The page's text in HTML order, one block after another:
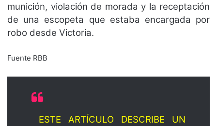
munición, violación de morada y la receptación
de una escopeta que estaba encargada por
robo desde Victoria.
Fuente RBB
ESTE ARTÍCULO DESCRIBE UN